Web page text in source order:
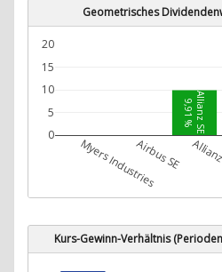
Geometrisches
Allianz SE
9,91 %
Myers IndustriesAirbus SE
0
5
10
15
20
Kurs-Gewinn-Verhältnis